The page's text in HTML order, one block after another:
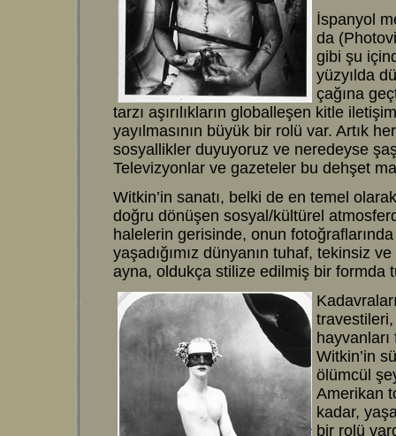
İspanyol
da
gibi şu
yüzyılda
çağına
tarzı aşırılıkların globalleşen kitle
yayılmasının büyük bir rolü var. Artık
sosyallikler duyuyoruz ve neredeyse
Televizyonlar ve gazeteler bu dehşet
Witkin’in sanatı, belki de en temel
doğru dönüşen sosyal/kültürel
halelerin gerisinde, onun fotoğraflarında
yaşadığımız dünyanın tuhaf, tekinsiz
ayna, oldukça stilize edilmiş bir formda
Witkin’in
ölümcül
Amerikan
kadar,
bir rolü